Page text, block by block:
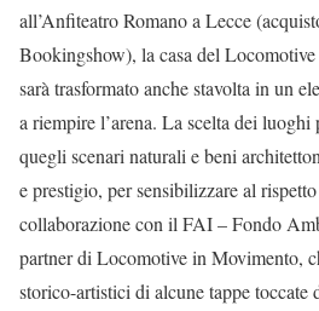
all’Anfiteatro Romano a Lecce
Bookingshow), la casa del
sarà trasformato anche stavolta in un
a riempire l’arena. La scelta dei luoghi
quegli scenari naturali e beni
e prestigio, per sensibilizzare al
collaborazione con il FAI – Fondo
partner di Locomotive in Movimento,
storico-artistici di alcune tappe toccate